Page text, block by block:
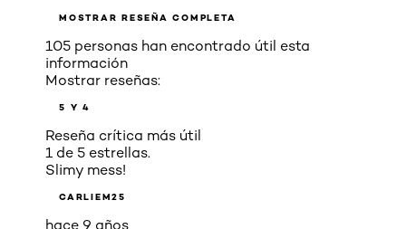
MOSTRAR RESEÑA COMPLETA
105 personas han encontrado útil esta
información
Mostrar reseñas:
5 Y 4
Reseña crítica más útil
1 de 5 estrellas.
Slimy mess!
CARLIEM25
hace 9 años